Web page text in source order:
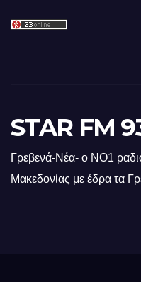
STAR FM
Γρεβενά-Νέα- ο ΝΟ1
Μακεδονίας με έδρα τα